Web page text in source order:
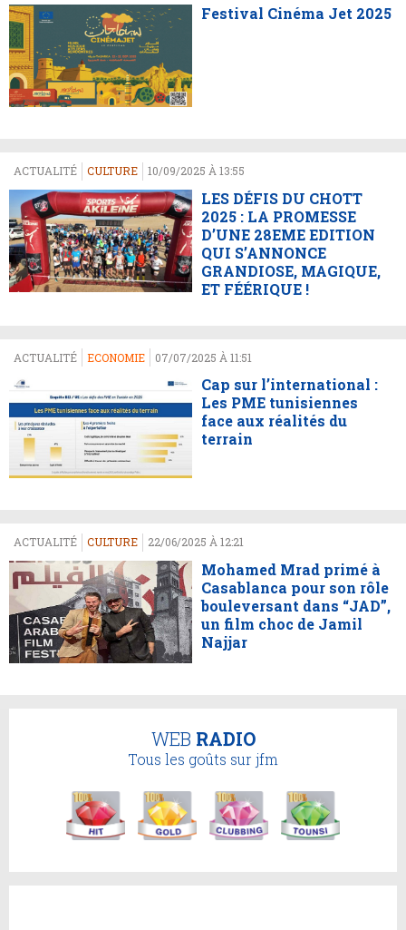
Festival Cinéma Jet 2025
ACTUALITÉ CULTURE 10/09/2025 À 13:55
LES DÉFIS DU CHOTT
2025 : LA PROMESSE
D’UNE 28EME EDITION
QUI S’ANNONCE
GRANDIOSE, MAGIQUE,
ET FÉÉRIQUE !
ACTUALITÉ ECONOMIE 07/07/2025 À 11:51
Cap sur l’international :
Les PME tunisiennes
face aux réalités du
terrain
ACTUALITÉ CULTURE 22/06/2025 À 12:21
Mohamed Mrad primé à
Casablanca pour son rôle
bouleversant dans “JAD”,
un film choc de Jamil
Najjar
WEB RADIO
Tous les goûts sur jfm